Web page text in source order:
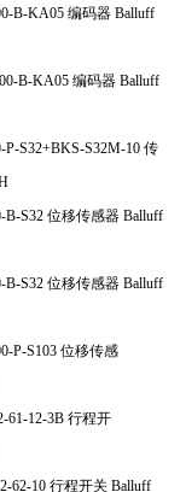
B-KA05 编码器 Balluff
B-KA05 编码器 Balluff
P-S32+BKS-S32M-10 传
B-S32 位移传感器 Balluff
B-S32 位移传感器 Balluff
P-S103 位移传感
61-12-3B 行程开
62-10 行程开关 Balluff